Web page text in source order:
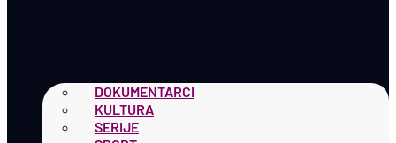
DOKUMENTARCI
KULTURA
SERIJE